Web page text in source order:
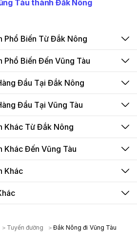
Tàu thành Đắk Nông
Phổ Biến Từ Đắk Nông
Phổ Biến Đến Vũng Tàu
Đầu Tại Đắk Nông
Đầu Tại Vũng Tàu
Khác Từ Đắk Nông
Khác Đến Vũng Tàu
Khác
Tuyến đường Đắk Nông đi Vũng Tàu